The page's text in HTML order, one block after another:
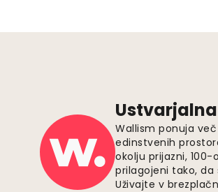
Wallism ponuja
edinstvenih
okolju prijazni,
prilagojeni tako,
Uživajte v